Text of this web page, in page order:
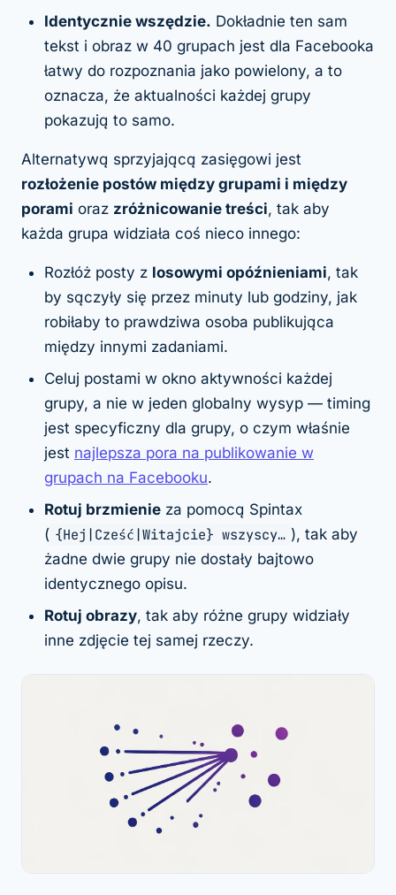
Identycznie wszędzie. Dokładnie ten sam
tekst i obraz w 40 grupach jest dla Facebooka
łatwy do rozpoznania jako powielony, a to
oznacza, że aktualności każdej grupy
pokazują to samo.
Alternatywą sprzyjającą zasięgowi jest
rozłożenie postów między grupami i między
porami oraz zróżnicowanie treści, tak aby
każda grupa widziała coś nieco innego:
Rozłóż posty z losowymi opóźnieniami, tak
by sączyły się przez minuty lub godziny, jak
robiłaby to prawdziwa osoba publikująca
między innymi zadaniami.
Celuj postami w okno aktywności każdej
grupy, a nie w jeden globalny wysyp — timing
jest specyficzny dla grupy, o czym właśnie
jest najlepsza pora na publikowanie w
grupach na Facebooku.
Rotuj brzmienie za pomocą Spintax
( {Hej|Cześć|Witajcie} wszyscy… ), tak aby
żadne dwie grupy nie dostały bajtowo
identycznego opisu.
Rotuj obrazy, tak aby różne grupy widziały
inne zdjęcie tej samej rzeczy.